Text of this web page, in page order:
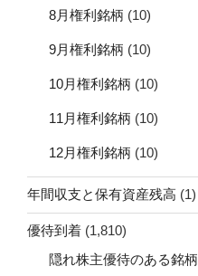
8月権利銘柄 (10)
9月権利銘柄 (10)
10月権利銘柄 (10)
11月権利銘柄 (10)
12月権利銘柄 (10)
年間収支と保有資産残高 (1)
優待到着 (1,810)
隠れ株主優待のある銘柄